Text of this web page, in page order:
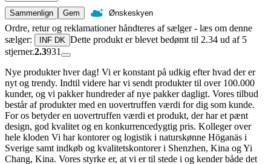
Sammenlign
Gem Ønskeskyen
Ordre, retur og reklamationer håndteres af sælger - læs om denne
sælger:
INF DK Dette produkt er blevet bedømt til 2.34 ud af 5
stjerner.2.3931
Nye produkter hver dag! Vi er konstant på udkig efter hvad der er
nyt og trendy. Indtil videre har vi sendt produkter til over 100.000
kunder, og vi pakker hundreder af nye pakker dagligt. Vores tilbud
består af produkter med en uovertruffen værdi for dig som kunde.
For os betyder en uovertruffen værdi et produkt, der har et pænt
design, god kvalitet og en konkurrencedygtig pris. Kolleger over
hele kloden Vi har kontorer og logistik i naturskønne Höganäs i
Sverige samt indkøb og kvalitetskontorer i Shenzhen, Kina og Yi
Chang, Kina. Vores styrke er, at vi er til stede i og kender både det